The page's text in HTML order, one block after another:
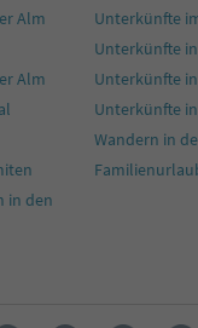
Alm
Unterkünfte
Unterkünfte
Alm
Unterkünfte
Unterkünfte
Wandern in
in den